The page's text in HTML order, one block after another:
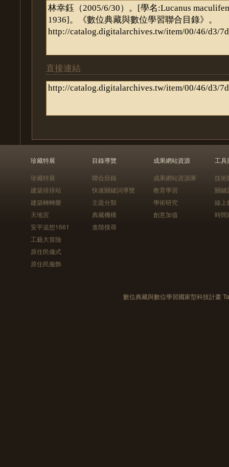
直接連結
珍藏特展
珍藏特展
建築排排站
建築轉轉樂
天地宮
安平追想1661
工藝大冒險
原住民儀式
原住民服飾
目錄導覽
聯合目錄
快速關鍵詞導覽
主題分類
典藏機構
進階搜尋
成果網站資源
成果網站資源庫
教育學習
學術研究
創意加值
工具
技術
關鍵
線上
時間
數位典藏與數位學習國家型科技計畫